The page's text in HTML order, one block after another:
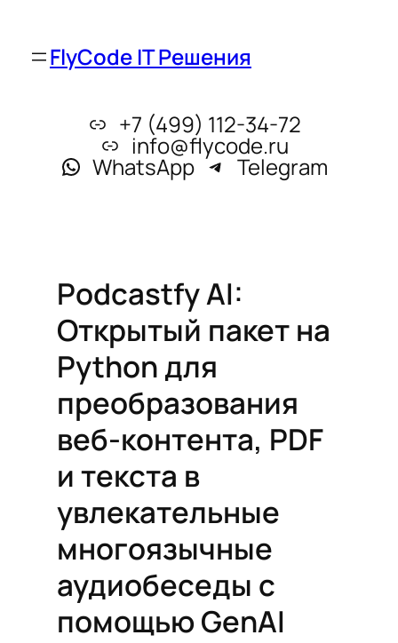
FlyCode IT Решения
+7 (499) 112-34-72
info@flycode.ru
WhatsApp Telegram
Podcastfy AI:
Открытый пакет на
Python для
преобразования
веб-контента, PDF
и текста в
увлекательные
многоязычные
аудиобеседы с
помощью GenAI